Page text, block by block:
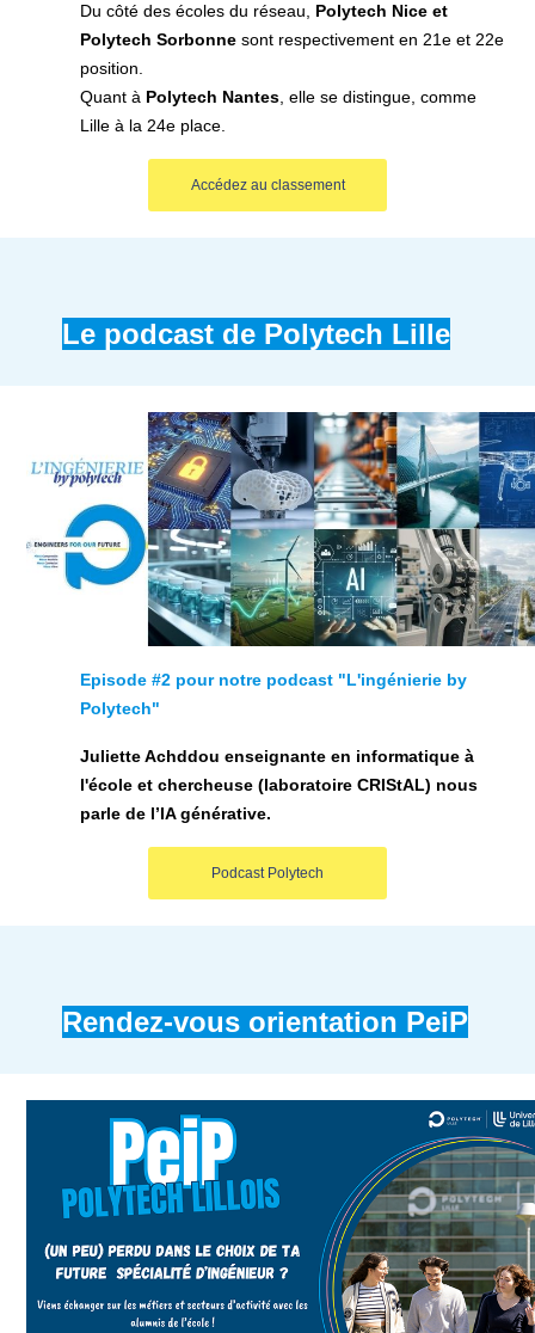
Du côté des écoles du réseau, Polytech Nice et
Polytech Sorbonnesont respectivement en 21e et 22e
position.
Quant à Polytech Nantes, elle se distingue, comme
Lille à la 24e place.
Accédez au classement
Le podcast de Polytech Lille
Episode #2 pour notre podcast "L'ingénierie by
Polytech"
Juliette Achddou enseignante en informatique à
l'école et chercheuse (laboratoire CRIStAL) nous
parle de l’IA générative.
Podcast Polytech
Rendez-vous orientation PeiP